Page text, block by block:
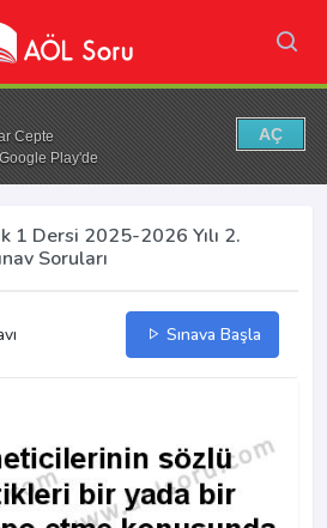
Cepte
Play'de
AÇ
1 Dersi 2025-2026 Yılı 2.
Soruları
Sınava Başla